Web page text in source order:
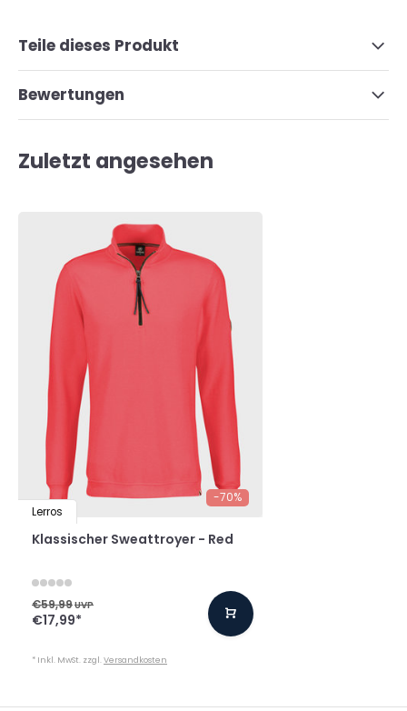
Teile dieses Produkt
Bewertungen
Zuletzt angesehen
-70%
Lerros
Klassischer Sweattroyer - Red
€59,99UVP
€17,99*
* Inkl. MwSt. zzgl.Versandkosten